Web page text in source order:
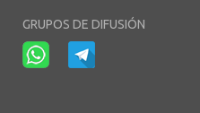
GRUPOS DE DIFUSIÓN